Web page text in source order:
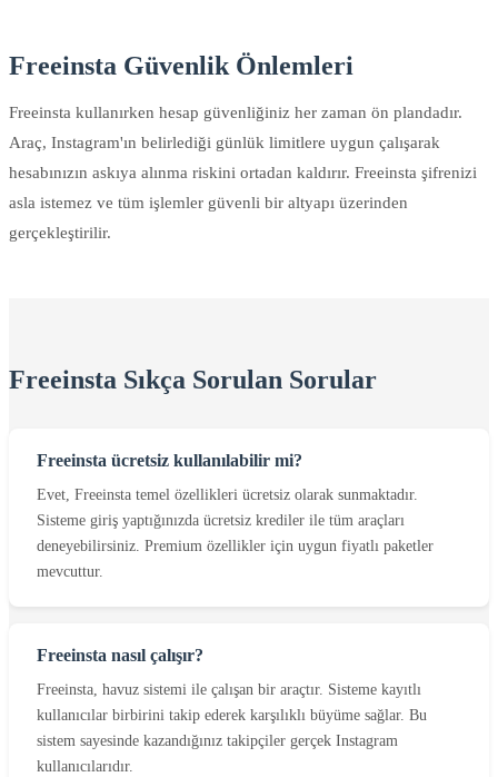
Freeinsta Güvenlik Önlemleri
Freeinsta kullanırken hesap güvenliğiniz her zaman ön plandadır.
Araç, Instagram'ın belirlediği günlük limitlere uygun çalışarak
hesabınızın askıya alınma riskini ortadan kaldırır. Freeinsta şifrenizi
asla istemez ve tüm işlemler güvenli bir altyapı üzerinden
gerçekleştirilir.
Freeinsta Sıkça Sorulan Sorular
Freeinsta ücretsiz kullanılabilir mi?
Evet, Freeinsta temel özellikleri ücretsiz olarak sunmaktadır.
Sisteme giriş yaptığınızda ücretsiz krediler ile tüm araçları
deneyebilirsiniz. Premium özellikler için uygun fiyatlı paketler
mevcuttur.
Freeinsta nasıl çalışır?
Freeinsta, havuz sistemi ile çalışan bir araçtır. Sisteme kayıtlı
kullanıcılar birbirini takip ederek karşılıklı büyüme sağlar. Bu
sistem sayesinde kazandığınız takipçiler gerçek Instagram
kullanıcılarıdır.